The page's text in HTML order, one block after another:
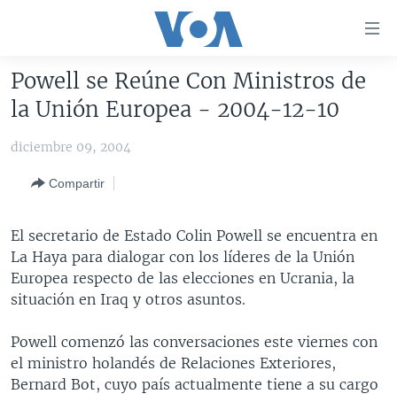
accesibilidad
Salte
contenido
Salte
principal
Salte
búsqueda
AMÉRICA DEL NORTE
HAITÍ
ELECCIONES EEUU
VOTO DIVIDIDO
VOA VERIFICA
VOA VERIFICA UCRANIA/RUSIA
VOA VERIFICA AMÉRICA LATINA
AMÉRICA LATINA
BOLIVIA
COLOMBIA
PERÚ
ECUADOR
CENTROAMÉRICA
COSTA RICA
GUATEMALA
HONDURAS
OTRAS SECCIONES
LIBERTAD DE PRENSA
MUNDO
LIBERTAD DE PRENSA
UCRANIA
Powell se Reúne Con Ministros de
la Unión Europea - 2004-12-10
diciembre 09, 2004
Compartir
El secretario de Estado Colin Powell se encuentra en
La Haya para dialogar con los líderes de la Unión
Europea respecto de las elecciones en Ucrania, la
situación en Iraq y otros asuntos.
Powell comenzó las conversaciones este viernes con
el ministro holandés de Relaciones Exteriores,
Bernard Bot, cuyo país actualmente tiene a su cargo